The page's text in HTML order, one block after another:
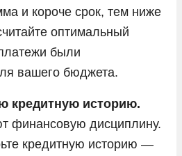
и короче срок, тем ниже
оптимальный
были
вашего бюджета.
кредитную историю.
финансовую дисциплину.
кредитную историю —